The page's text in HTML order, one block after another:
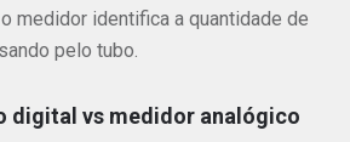
medidor identifica a quantidade de
pelo tubo.
digital vs medidor analógico